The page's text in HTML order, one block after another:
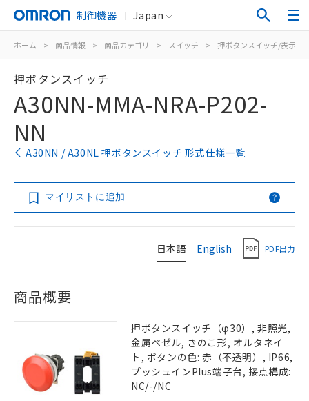
制御機器 Japan
ホーム > 商品情報 > 商品カテゴリ > スイッチ > 押ボタンスイッチ/表示灯
押ボタンスイッチ
A30NN-MMA-NRA-P202-
NN
A30NN / A30NL 押ボタンスイッチ 形式仕様一覧
マイリストに追加
日本語 English PDF出力
商品概要
押ボタンスイッチ（φ30）, 非照光,
金属ベゼル, きのこ形, オルタネイ
ト, ボタンの色: 赤（不透明）, IP66,
プッシュインPlus端子台, 接点構成:
NC/-/NC